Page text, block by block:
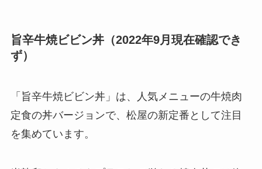
旨辛牛焼ビビン丼（2022年9月現在確認でき
ず）
「旨辛牛焼ビビン丼」は、人気メニューの牛焼肉
定食の丼バージョンで、松屋の新定番として注目
を集めています。